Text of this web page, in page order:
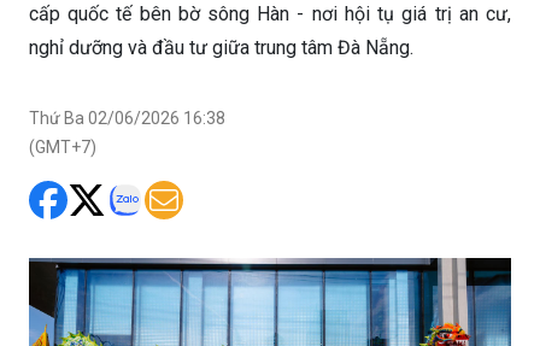
cấp quốc tế bên bờ sông Hàn - nơi hội tụ giá trị an cư,
nghỉ dưỡng và đầu tư giữa trung tâm Đà Nẵng.
Thứ Ba 02/06/2026 16:38
(GMT+7)